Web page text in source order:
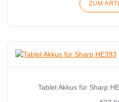
ZUM
Tablet Akkus für Sharp